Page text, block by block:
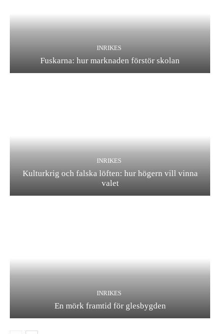
INRIKES
Fuskarna: hur marknaden förstör skolan
INRIKES
Kulturkrig och falska löften: hur högern vill vinna
valet
INRIKES
En mörk framtid för glesbygden